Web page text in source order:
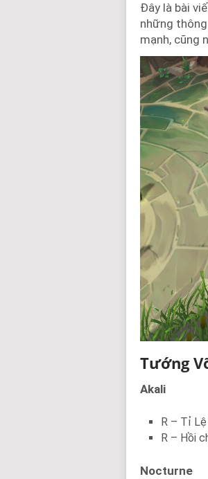
Đây là bài
những
mạnh, cũng
Tướng
Akali
R – Tỉ Lệ
R – Hồi
Nocturne